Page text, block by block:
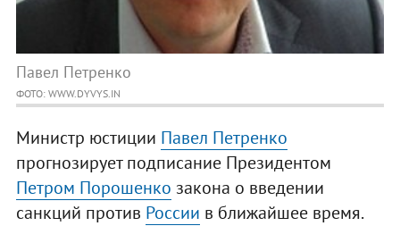
Павел Петренко
ФОТО: WWW.DYVYS.IN
Министр юстиции Павел Петренко
прогнозирует подписание Президентом
Петром Порошенко закона о введении
санкций против России в ближайшее время.